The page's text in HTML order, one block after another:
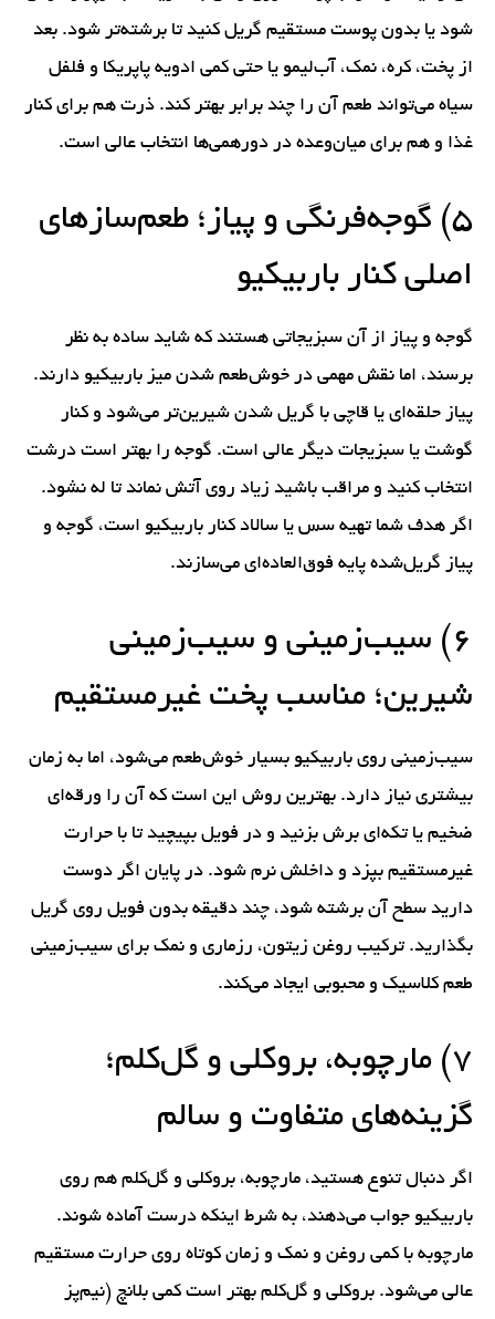
شود یا بدون پوست مستقیم گریل کنید تا برشته‌تر شود. بعد
از پخت، کره، نمک، آب‌لیمو یا حتی کمی ادویه پاپریکا و فلفل
سیاه می‌تواند طعم آن را چند برابر بهتر کند. ذرت هم برای کنار
غذا و هم برای میان‌وعده در دورهمی‌ها انتخاب عالی است.
۵) گوجه‌فرنگی و پیاز؛ طعم‌سازهای
اصلی کنار باربیکیو
گوجه و پیاز از آن سبزیجاتی هستند که شاید ساده به نظر
برسند، اما نقش مهمی در خوش‌طعم شدن میز باربیکیو دارند.
پیاز حلقه‌ای یا قاچی با گریل شدن شیرین‌تر می‌شود و کنار
گوشت یا سبزیجات دیگر عالی است. گوجه را بهتر است درشت
انتخاب کنید و مراقب باشید زیاد روی آتش نماند تا له نشود.
اگر هدف شما تهیه سس یا سالاد کنار باربیکیو است، گوجه و
پیاز گریل‌شده پایه فوق‌العاده‌ای می‌سازند.
۶) سیب‌زمینی و سیب‌زمینی
شیرین؛ مناسب پخت غیرمستقیم
سیب‌زمینی روی باربیکیو بسیار خوش‌طعم می‌شود، اما به زمان
بیشتری نیاز دارد. بهترین روش این است که آن را ورقه‌ای
ضخیم یا تکه‌ای برش بزنید و در فویل بپیچید تا با حرارت
غیرمستقیم بپزد و داخلش نرم شود. در پایان اگر دوست
دارید سطح آن برشته شود، چند دقیقه بدون فویل روی گریل
بگذارید. ترکیب روغن زیتون، رزماری و نمک برای سیب‌زمینی
طعم کلاسیک و محبوبی ایجاد می‌کند.
۷) مارچوبه، بروکلی و گل‌کلم؛
گزینه‌های متفاوت و سالم
اگر دنبال تنوع هستید، مارچوبه، بروکلی و گل‌کلم هم روی
باربیکیو جواب می‌دهند، به شرط اینکه درست آماده شوند.
مارچوبه با کمی روغن و نمک و زمان کوتاه روی حرارت مستقیم
عالی می‌شود. بروکلی و گل‌کلم بهتر است کمی بلانچ (نیم‌پز